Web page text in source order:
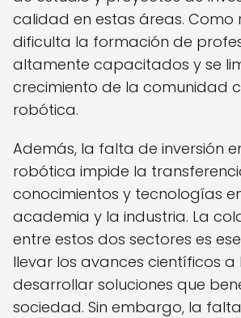
calidad en estas áreas. Como
dificulta la formación de
altamente capacitados y se
crecimiento de la comunidad
robótica.
Además, la falta de inversión
robótica impide la
conocimientos y tecnologías
academia y la industria. La
entre estos dos sectores es
llevar los avances científicos
desarrollar soluciones que
sociedad. Sin embargo, la